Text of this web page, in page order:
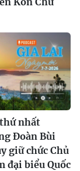
nhất
Đoàn Bùi
giữ chức Chủ
đại biểu Quốc